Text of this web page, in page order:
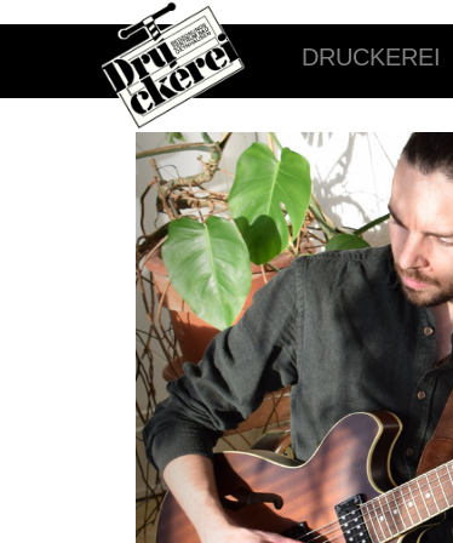
DRUCKEREI